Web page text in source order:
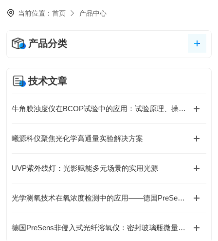
当前位置：首页 产品中心
产品分类
技术文章
牛角膜浊度仪在BCOP试验中的应用：试验原理、操作流程及IVIS/LIS选型
曦源科仪聚焦光化学高通量实验解决方案
UVP紫外线灯：光影赋能多元场景的实用光源
光学测氧技术在氧浓度检测中的应用——德国PreSens OXY-1 SMA-BT氧检测方案
德国PreSens非侵入式光纤溶氧仪：密封玻璃瓶微量测氧分析仪